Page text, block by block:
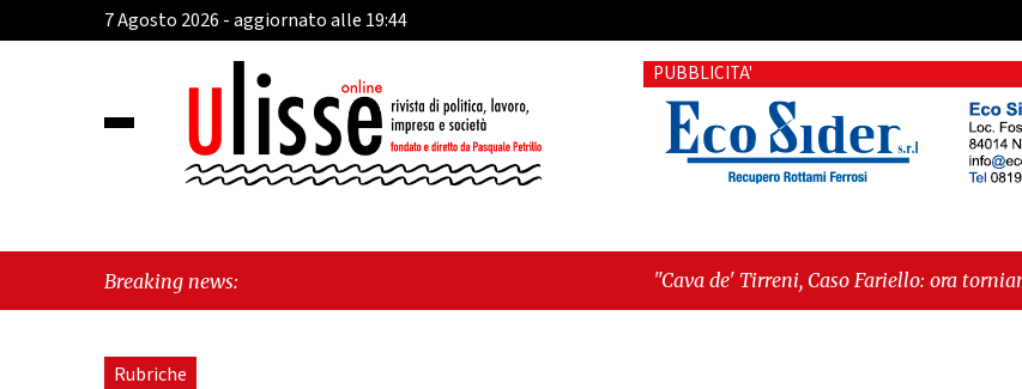
7 Agosto 2026 - aggiornato alle 19:44
PUBBLICITA'
Breaking news: "Cava de' Tirreni, Caso Fariello: ora torniamo ai problemi veri"
perché esiste"
Rubriche